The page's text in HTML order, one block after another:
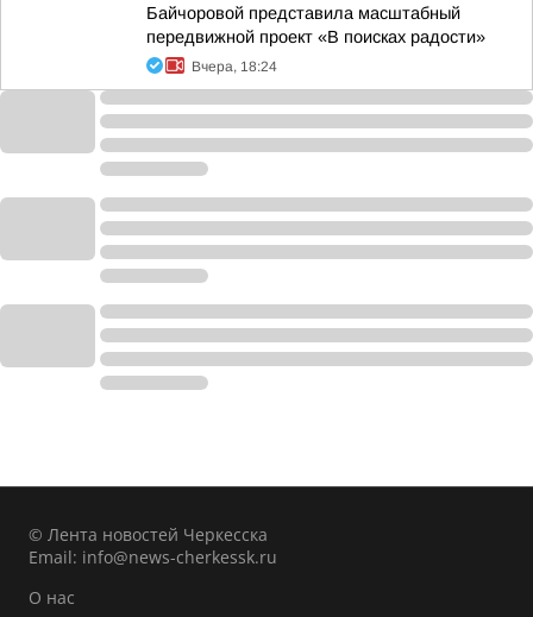
Байчоровой представила масштабный
передвижной проект «В поисках радости»
Вчера, 18:24
© Лента новостей Черкесска
Email: info@news-cherkessk.ru
О нас